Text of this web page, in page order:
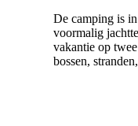
De camping is
voormalig
vakantie op
bossen,